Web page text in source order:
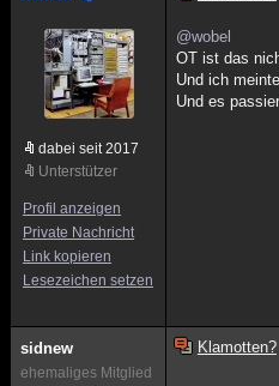
dabei seit 2017
Unterstützer
Profil anzeigen
Private Nachricht
Link kopieren
Lesezeichen setzen
@wobel
OT ist das
Und ich
Und es
sidnew
ehemaliges Mitglied
Klamotten?